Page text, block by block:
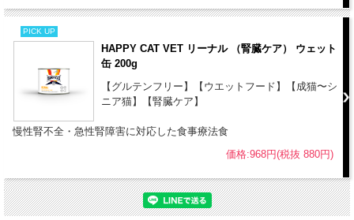
PICK UP
HAPPY CAT VET リーナル （腎臓ケア） ウェット
缶 200g
【グルテンフリー】【ウエットフード】【成猫〜シ
ニア猫】【腎臓ケア】
慢性腎不全・急性腎障害に対応した食事療法食
価格:968円(税抜 880円)